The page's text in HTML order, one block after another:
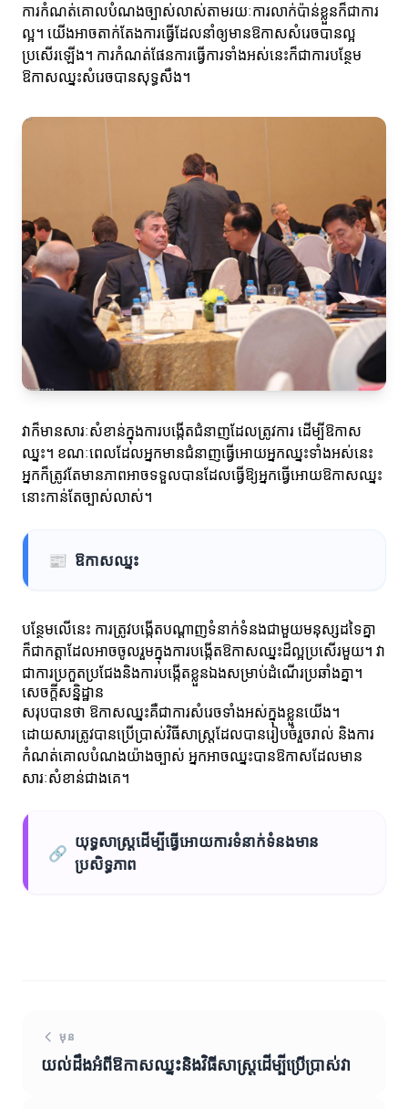
ការកំណត់គោលបំណងច្បាស់លាស់តាមរយៈការលាក់ប៉ាន់ខ្លួនក៏ជាការ
ល្អ។ យើងអាចតាក់តែងការធ្វើដែលនាំឲ្យមានឱកាសសំរេចបានល្អ
ប្រសើរឡើង។ ការកំណត់ផែនការធ្វើការទាំងអស់នេះក៏ជាការបន្ថែម
ឱកាសឈ្នះសំរេចបានសុទ្ធសឹង។
វាក៏មានសារៈសំខាន់ក្នុងការបង្កើតជំនាញដែលត្រូវការ ដើម្បីឱកាស
ឈ្នះ។ ខណៈពេលដែលអ្នកមានជំនាញធ្វើអោយអ្នកឈ្នះទាំងអស់នេះ
អ្នកក៏ត្រូវតែមានភាពអាចទទួលបានដែលធ្វើឱ្យអ្នកធ្វើអោយឱកាសឈ្នះ
នោះកាន់តែច្បាស់លាស់។
📰 ឱកាសឈ្នះ
បន្ថែមលើនេះ ការត្រូវបង្កើតបណ្ដាញទំនាក់ទំនងជាមួយមនុស្សដទៃគ្នា
ក៏ជាកត្តាដែលអាចចូលរួមក្នុងការបង្កើតឱកាសឈ្នះដ៏ល្អប្រសើរមួយ។ វា
ជាការប្រកួតប្រជែងនិងការបង្កើតខ្លួនឯងសម្រាប់ដំណើរប្រឆាំងគ្នា។
សេចក្តីសន្និដ្ឋាន
សរុបបានថា ឱកាសឈ្នះគឺជាការសំរេចទាំងអស់ក្នុងខ្លួនយើង។
ដោយសារត្រូវបានប្រើប្រាស់វិធីសាស្ត្រដែលបានរៀបចំរួចរាល់ និងការ
កំណត់គោលបំណងយ៉ាងច្បាស់ អ្នកអាចឈ្នះបានឱកាសដែលមាន
សារៈសំខាន់ជាងគេ។
🔗
យុទ្ធសាស្ត្រដើម្បីធ្វើអោយការទំនាក់ទំនងមាន
ប្រសិទ្ធភាព
មុន
យល់ដឹងអំពីឱកាសឈ្នះនិងវិធីសាស្ត្រដើម្បីប្រើប្រាស់វា